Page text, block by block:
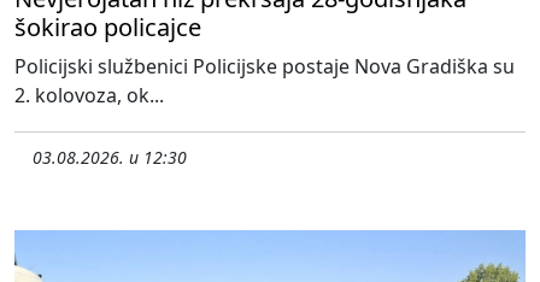
šokirao policajce
Policijski službenici Policijske postaje Nova Gradiška su
2. kolovoza, ok...
03.08.2026. u 12:30